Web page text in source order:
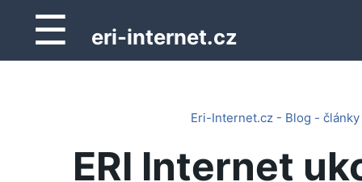
☰ eri-internet.cz
Eri-Internet.cz - Blog - články
ERI Internet